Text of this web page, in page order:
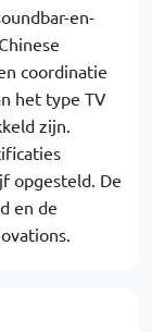
en-
coordinatie
het type TV
zijn.
opgesteld. De
en de